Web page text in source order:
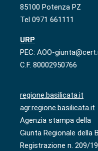
85100 Potenza PZ
Tel 0971 661111
URP
PEC: AOO-
C.F. 80002950766
regione.basilicata.it
agr.regione.basilicata.it
Agenzia stampa della
Giunta Regionale della
Registrazione n. 209/